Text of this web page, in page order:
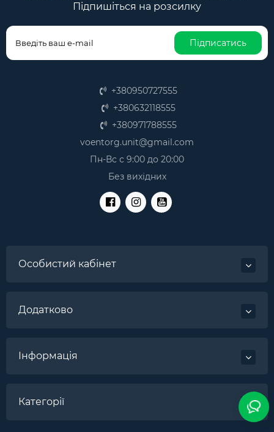
Підпишіться на розсилку
Підписатись
+380950727555
+380632118555
+380971788555
voentorg.unit@gmail.com
Пн-Вс с 9:00 до 20:00
Без вихідних
Особистий кабінет
Додатково
Інформація
Категорії